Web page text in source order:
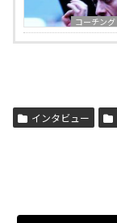
コーチング
インタビュー